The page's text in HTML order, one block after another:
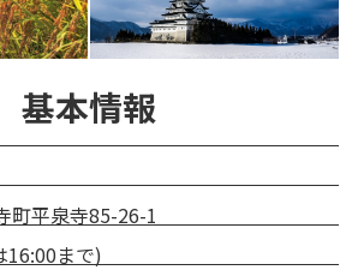
基本情報
町平泉寺85-26-1
16:00まで)